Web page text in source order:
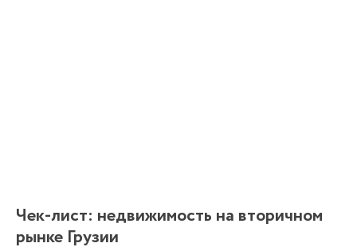
Чек-лист: недвижимость на вторичном
рынке Грузии